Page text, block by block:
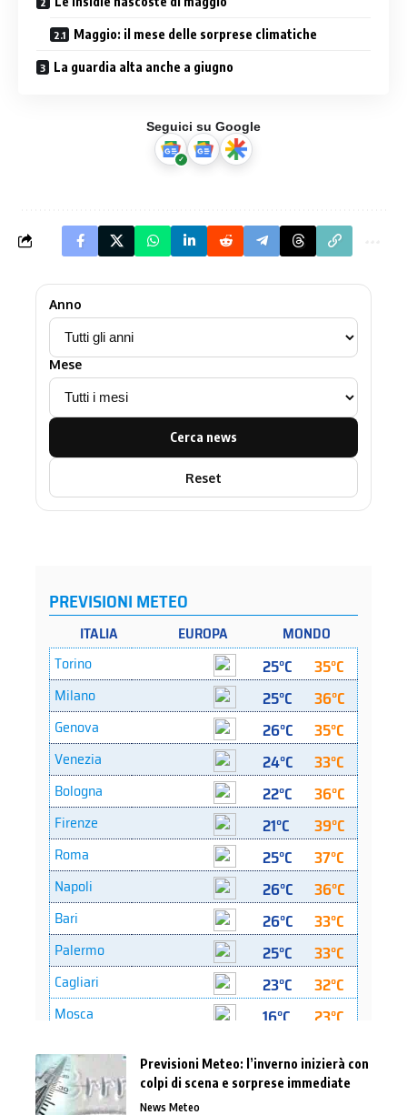
Maggio: il mese delle sorprese climatiche
La guardia alta‍ anche a giugno
Seguici su Google
Anno
Mese
Cerca news
Reset
Previsioni Meteo: l’inverno inizierà con
colpi di scena e sorprese immediate
News Meteo